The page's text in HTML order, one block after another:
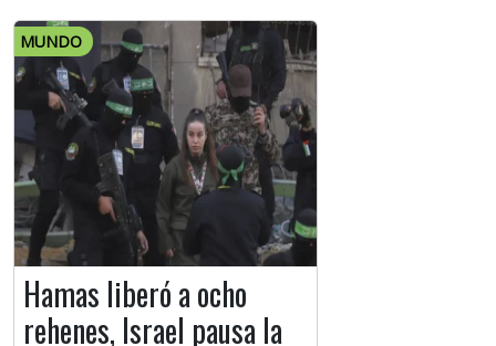
MUNDO
Hamas liberó a ocho
rehenes, Israel pausa la